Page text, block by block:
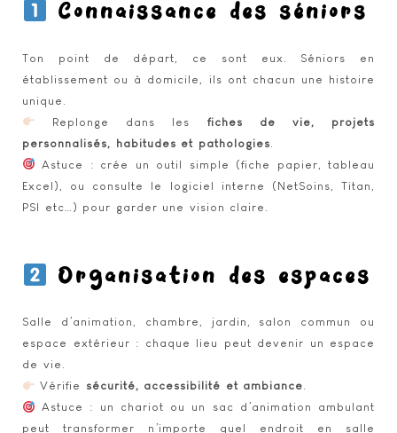
Connaissance des séniors
Ton point de départ, ce sont eux. Séniors en
établissement ou à domicile, ils ont chacun une histoire
unique.
Replonge dans les fiches de vie, projets
personnalisés, habitudes et pathologies
Astuce : crée un outil simple (fiche papier, tableau
Excel), ou consulte le logiciel interne (NetSoins, Titan,
PSI etc…) pour garder une vision claire.
Organisation des espaces
Salle d’animation, chambre, jardin, salon commun ou
espace extérieur : chaque lieu peut devenir un espace
de vie.
Vérifie sécurité, accessibilité et ambiance.
Astuce : un chariot ou un sac d’animation ambulant
peut transformer n’importe quel endroit en salle